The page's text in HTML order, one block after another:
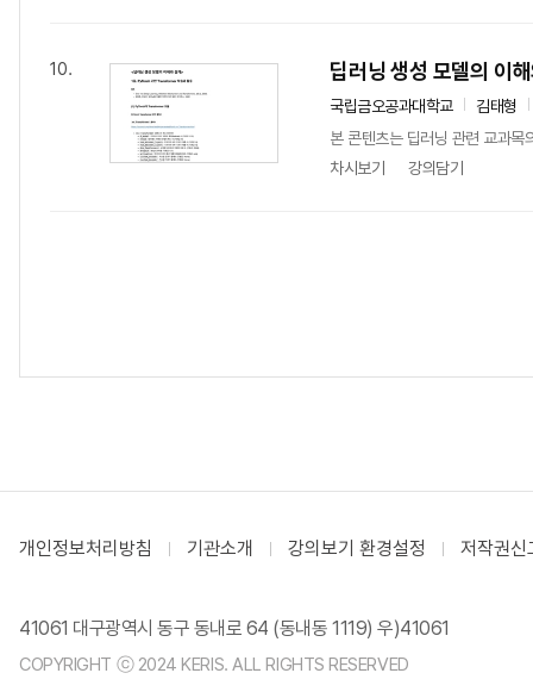
10. 딥러닝 생성 모델의 이
국립금오공과대학교
김태형
본 콘텐츠는 딥러닝 관련 교과
차시보기
강의담기
개인정보처리방침 기관소개 강의보기 환경설정 저작권신
41061 대구광역시 동구 동내로 64 (동내동 1119) 우)41061
COPYRIGHT ⓒ 2024 KERIS. ALL RIGHTS RESERVED